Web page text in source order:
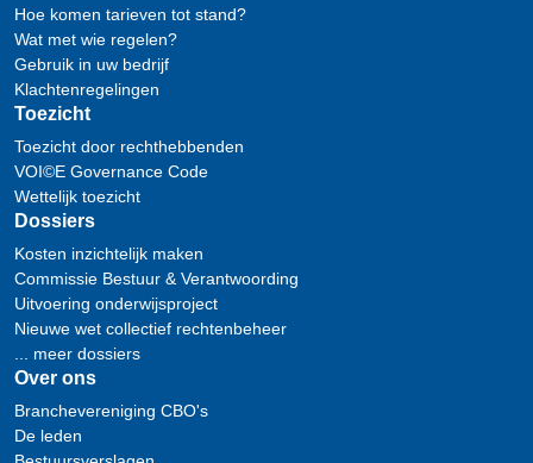
Hoe komen tarieven tot stand?
Wat met wie regelen?
Gebruik in uw bedrijf
Klachtenregelingen
Toezicht
Toezicht door rechthebbenden
VOI©E Governance Code
Wettelijk toezicht
Dossiers
Kosten inzichtelijk maken
Commissie Bestuur & Verantwoording
Uitvoering onderwijsproject
Nieuwe wet collectief rechtenbeheer
... meer dossiers
Over ons
Branchevereniging CBO's
De leden